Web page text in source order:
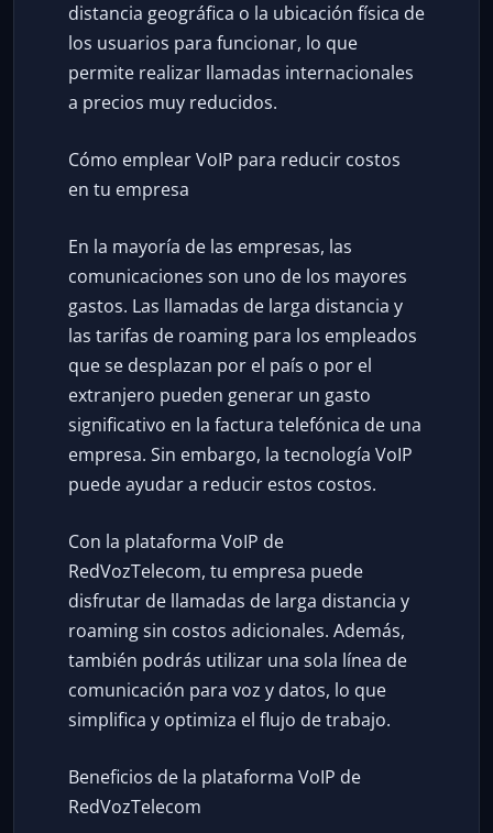
distancia geográfica o la ubicación física de
los usuarios para funcionar, lo que
permite realizar llamadas internacionales
a precios muy reducidos.
Cómo emplear VoIP para reducir costos
en tu empresa
En la mayoría de las empresas, las
comunicaciones son uno de los mayores
gastos. Las llamadas de larga distancia y
las tarifas de roaming para los empleados
que se desplazan por el país o por el
extranjero pueden generar un gasto
significativo en la factura telefónica de una
empresa. Sin embargo, la tecnología VoIP
puede ayudar a reducir estos costos.
Con la plataforma VoIP de
RedVozTelecom, tu empresa puede
disfrutar de llamadas de larga distancia y
roaming sin costos adicionales. Además,
también podrás utilizar una sola línea de
comunicación para voz y datos, lo que
simplifica y optimiza el flujo de trabajo.
Beneficios de la plataforma VoIP de
RedVozTelecom